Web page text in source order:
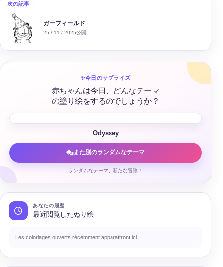
次の記事→
ガーフィールド
25 / 11 / 2025公開
✨今日のサプライズ
赤ちゃんは今日、どんなテーマ
の塗り絵をするのでしょうか？
Odyssey
また別のランダムなテーマ
ランダムなテーマ、新たな冒険！
あなたの履歴
最近閲覧したぬり絵
Les coloriages ouverts récemment apparaîtront ici.